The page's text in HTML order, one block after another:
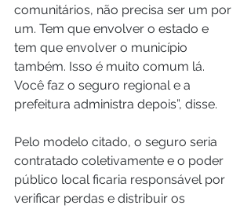
comunitários, não precisa ser um por
um. Tem que envolver o estado e
tem que envolver o município
também. Isso é muito comum lá.
Você faz o seguro regional e a
prefeitura administra depois”, disse.
Pelo modelo citado, o seguro seria
contratado coletivamente e o poder
público local ficaria responsável por
verificar perdas e distribuir os